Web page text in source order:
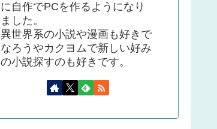
に自作でPCを作るようになり
ました。
異世界系の小説や漫画も好きで
なろうやカクヨムで新しい好み
の小説探すのも好きです。